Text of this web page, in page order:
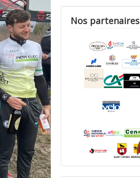
Nos partenaires